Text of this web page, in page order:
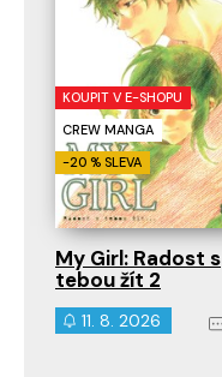
KOUPIT V E-SHOPU
CREW MANGA
-20 % SLEVA
My Girl: Radost s
tebou žít 2
11. 8. 2026